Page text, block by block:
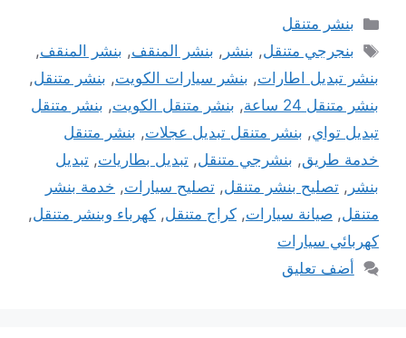
التصنيفات
بنشر متنقل
الوسوم
بنجرجي متنقل, بنشر , بنشر المنقف, بنشر المنقف,
بنشر تبديل اطارات, بنشر سيارات الكويت, بنشر متنقل,
بنشر متنقل 24 ساعة
, بنشر متنقل الكويت, بنشر متنقل
تبديل تواي, بنشر متنقل تبديل عجلات, بنشر متنقل
خدمة طريق, بنشرجي متنقل, تبديل بطاريات, تبديل
بنشر , تصليح بنشر متنقل, تصليح سيارات, خدمة بنشر
متنقل, صيانة سيارات, كراج متنقل, كهرباء وبنشر متنقل,
كهربائي سيارات
أضف تعليق